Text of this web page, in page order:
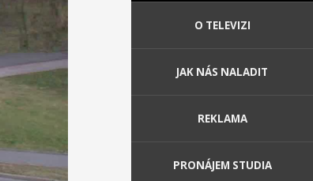
O TELEVIZI
JAK NÁS NALADIT
REKLAMA
PRONÁJEM STUDIA